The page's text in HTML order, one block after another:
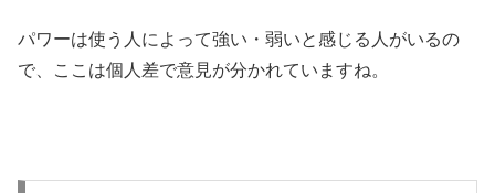
パワーは使う人によって強い・弱いと感じる人がいるの
で、ここは個人差で意見が分かれていますね。